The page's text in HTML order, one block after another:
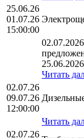
25.06.26
01.07.26
15:00:00
Читать
02.07.26
09.07.26
12:00:00
Читать
02.07.26